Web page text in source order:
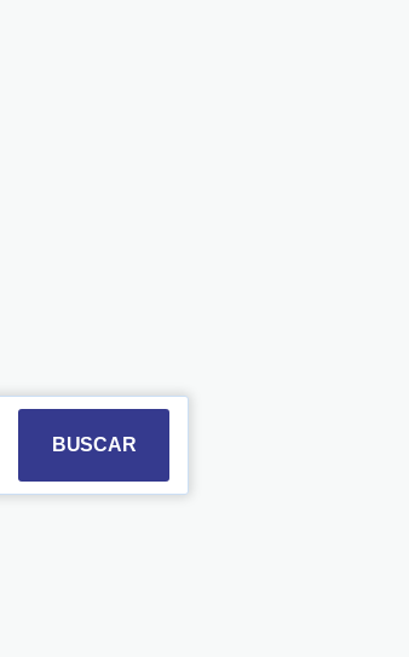
and select a date. Press the
the calendar and select a date.
BUSCAR